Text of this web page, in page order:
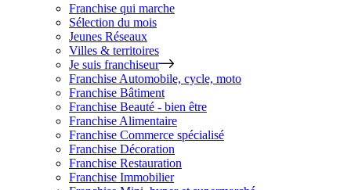
Franchise qui marche
Sélection du mois
Jeunes Réseaux
Villes & territoires
Je suis franchiseur
Franchise Automobile, cycle, moto
Franchise Bâtiment
Franchise Beauté - bien être
Franchise Alimentaire
Franchise Commerce spécialisé
Franchise Décoration
Franchise Restauration
Franchise Immobilier